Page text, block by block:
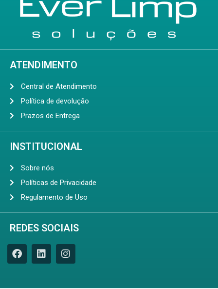
ATENDIMENTO
Central de Atendimento
Política de devolução
Prazos de Entrega
INSTITUCIONAL
Sobre nós
Políticas de Privacidade
Regulamento de Uso
REDES SOCIAIS